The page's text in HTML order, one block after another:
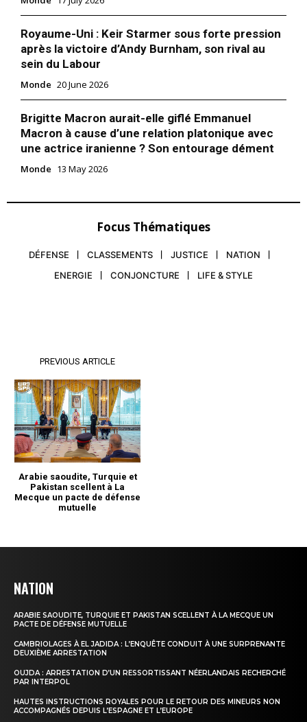
NATION
ARABIE SAOUDITE, TURQUIE ET PAKISTAN SCELLENT À LA MECQUE UN
PACTE DE DÉFENSE MUTUELLE
CAMBRIOLAGES À EL JADIDA : L’ENQUÊTE CONDUIT À UNE SURPRENANTE
DEUXIÈME ARRESTATION
OUJDA : ARRESTATION D’UN RESSORTISSANT NÉERLANDAIS RECHERCHÉ
PAR INTERPOL
HAUTES INSTRUCTIONS ROYALES POUR LE RETOUR DES MINEURS NON
ACCOMPAGNÉS DEPUIS L’ESPAGNE ET L’EUROPE